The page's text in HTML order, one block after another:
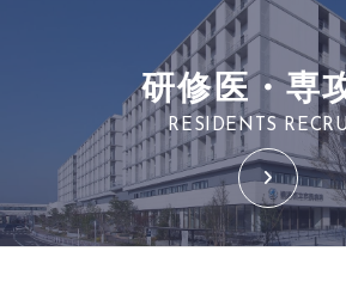
研修医・専
RESIDENTS